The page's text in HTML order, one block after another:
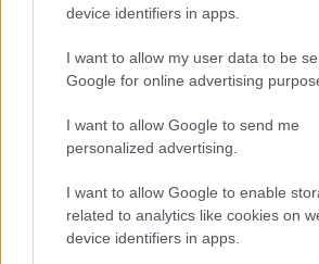
device identifiers in apps.
I want to allow my user data to be
Google for online advertising
I want to allow Google to send me
personalized advertising.
I want to allow Google to enable
related to analytics like cookies on
device identifiers in apps.
Leeds UnitedvsManchester United
AC MilanvsManchester United2026-08-15
ELŐZŐ MÉRKŐZÉSEK
Támogatás